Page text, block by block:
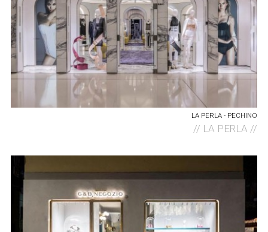
LA PERLA - PECHINO
// LA PERLA //